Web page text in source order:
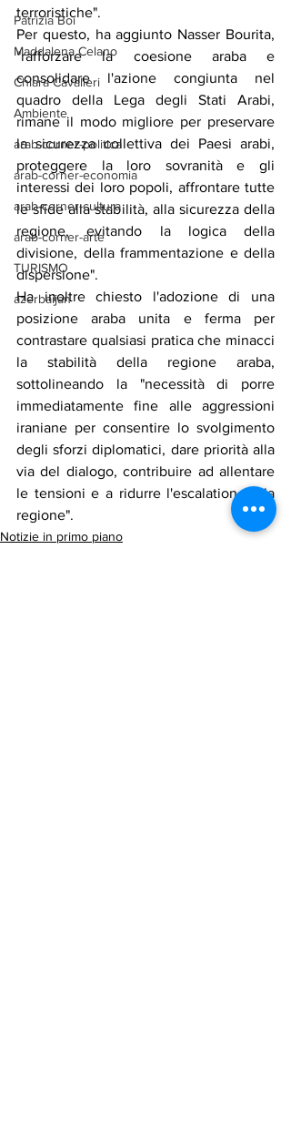
Patrizia Boi
Maddalena Celano
Chiara Cavalieri
Ambiente
arab-corner-politica
arab-corner-economia
arab-corner-cultura
arab-corner-arte
TURISMO
azerbaijan
terroristiche".
Per questo, ha aggiunto Nasser Bourita,
"rafforzare la coesione araba e
consolidare l'azione congiunta nel
quadro della Lega degli Stati Arabi,
rimane il modo migliore per preservare
la sicurezza collettiva dei Paesi arabi,
proteggere la loro sovranità e gli
interessi dei loro popoli, affrontare tutte
le sfide alla stabilità, alla sicurezza della
regione, evitando la logica della
divisione, della frammentazione e della
dispersione".
Ha inoltre chiesto l'adozione di una
posizione araba unita e ferma per
contrastare qualsiasi pratica che minacci
la stabilità della regione araba,
sottolineando la "necessità di porre
immediatamente fine alle aggressioni
iraniane per consentire lo svolgimento
degli sforzi diplomatici, dare priorità alla
via del dialogo, contribuire ad allentare
le tensioni e a ridurre l'escalation nella
regione".
Notizie in primo piano